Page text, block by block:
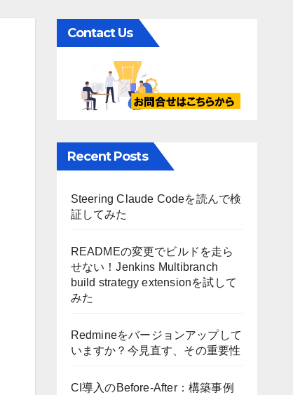
Contact Us
Recent Posts
Steering Claude Codeを読んで検
証してみた
READMEの変更でビルドを走ら
せない！Jenkins Multibranch
build strategy extensionを試して
みた
Redmineをバージョンアップして
いますか？今見直す、その重要性
CI導入のBefore-After：構築事例